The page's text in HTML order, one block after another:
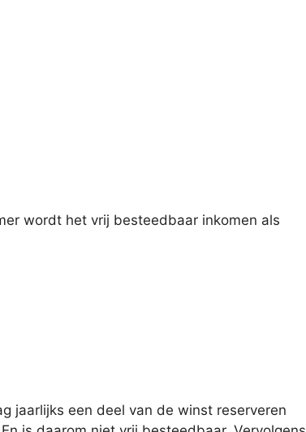
wordt het vrij besteedbaar inkomen als
jaarlijks een deel van de winst reserveren